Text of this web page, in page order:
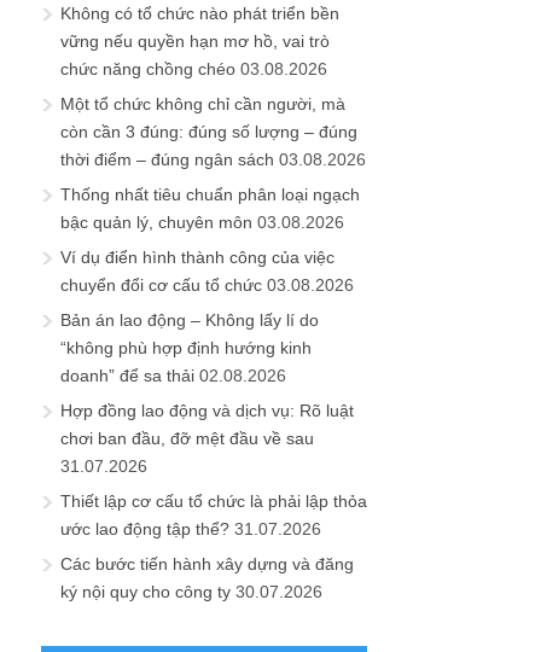
Không có tổ chức nào phát triển bền
vững nếu quyền hạn mơ hồ, vai trò
chức năng chồng chéo 03.08.2026
Một tổ chức không chỉ cần người, mà
còn cần 3 đúng: đúng số lượng – đúng
thời điểm – đúng ngân sách 03.08.2026
Thống nhất tiêu chuẩn phân loại ngạch
bậc quản lý, chuyên môn 03.08.2026
Ví dụ điển hình thành công của việc
chuyển đổi cơ cấu tổ chức 03.08.2026
Bản án lao động – Không lấy lí do
“không phù hợp định hướng kinh
doanh” để sa thải 02.08.2026
Hợp đồng lao động và dịch vụ: Rõ luật
chơi ban đầu, đỡ mệt đầu về sau
31.07.2026
Thiết lập cơ cấu tổ chức là phải lập thỏa
ước lao động tập thể? 31.07.2026
Các bước tiến hành xây dựng và đăng
ký nội quy cho công ty 30.07.2026